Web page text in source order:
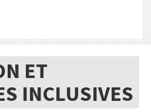
ET
INCLUSIVES